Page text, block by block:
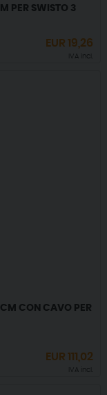
PER SWISTO 3
EUR19,26
IVA incl.
CON CAVO PER
EUR111,02
IVA incl.